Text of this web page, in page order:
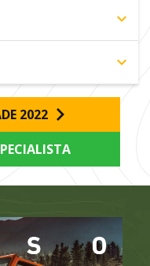
2022